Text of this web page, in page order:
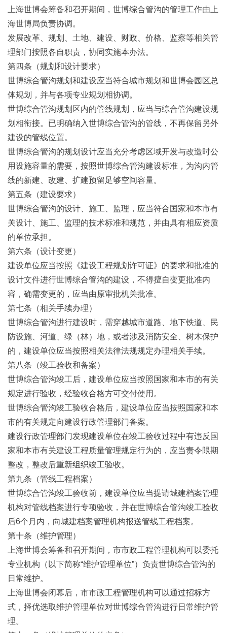
上海世博会筹备和召开期间，世博综合管沟的管理工作由上
海世博局负责协调。
发展改革、规划、土地、建设、财政、价格、监察等相关管
理部门按照各自职责，协同实施本办法。
第四条（规划和设计要求）
世博综合管沟规划和建设应当符合城市规划和世博会园区总
体规划，并与各项专业规划相协调。
世博综合管沟规划区内的管线规划，应当与综合管沟建设规
划相衔接。已明确纳入世博综合管沟的管线，不再保留另外
建设的管线位置。
世博综合管沟的规划设计应当充分考虑区域开发与改造时公
用设施容量的需要，按照世博综合管沟建设标准，为沟内管
线的新建、改建、扩建预留足够空间容量。
第五条（建设要求）
世博综合管沟的设计、施工、监理，应当符合国家和本市有
关设计、施工、监理的技术标准和规范，并由具有相应资质
的单位承担。
第六条（设计变更）
建设单位应当按照《建设工程规划许可证》的要求和批准的
设计文件进行世博综合管沟的建设，不得擅自变更批准内
容，确需变更的，应当由原审批机关批准。
第七条（相关手续办理）
世博综合管沟进行建设时，需穿越城市道路、地下铁道、民
防设施、河道、绿（林）地，或者涉及消防安全、树木保护
的，建设单位应当按照相关法律法规规定办理相关手续。
第八条（竣工验收和备案）
世博综合管沟竣工后，建设单位应当按照国家和本市的有关
规定进行验收，经验收合格方可交付使用。
世博综合管沟竣工验收合格后，建设单位应当按照国家和本
市的有关规定向建设行政管理部门备案。
建设行政管理部门发现建设单位在竣工验收过程中有违反国
家和本市有关建设工程质量管理规定行为的，应当责令限期
整改，整改后重新组织竣工验收。
第九条（管线工程档案）
世博综合管沟竣工验收前，建设单位应当提请城建档案管理
机构对管线档案进行专项验收，并在世博综合管沟竣工验收
后6个月内，向城建档案管理机构报送管线工程档案。
第十条（维护管理）
上海世博会筹备和召开期间，市市政工程管理机构可以委托
专业机构（以下简称“维护管理单位”）负责世博综合管沟的
日常维护。
上海世博会闭幕后，市市政工程管理机构可以通过招标方
式，择优选取维护管理单位对世博综合管沟进行日常维护管
理。